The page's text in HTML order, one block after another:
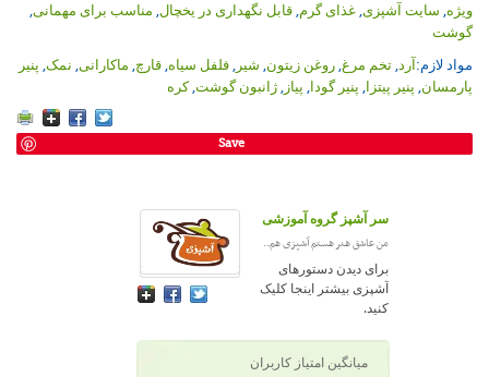
آشپزی,غذای گرم,قابل نگهداری در یخچال ,مناسب برای مهمانی,
آرد, تخم مرغ ,روغن زیتون,شیر,فلفل سیاه,قارچ,ماکارانی ,نمک ,پنیر
,پنیر پیتزا پنیر گودا پیاز ,ژانبون گوشت,کره
سر آشپز گروه آموزشی
من عاشق هنر هستم آشپزی هم..
برای دیدن دستورهای
آشپزی بیشتر اینجا کلیک
میانگین امتیاز کاربران